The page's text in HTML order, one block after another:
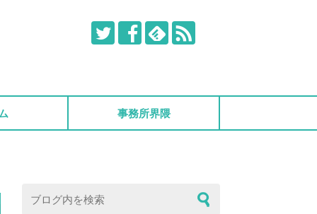
事務所界隈